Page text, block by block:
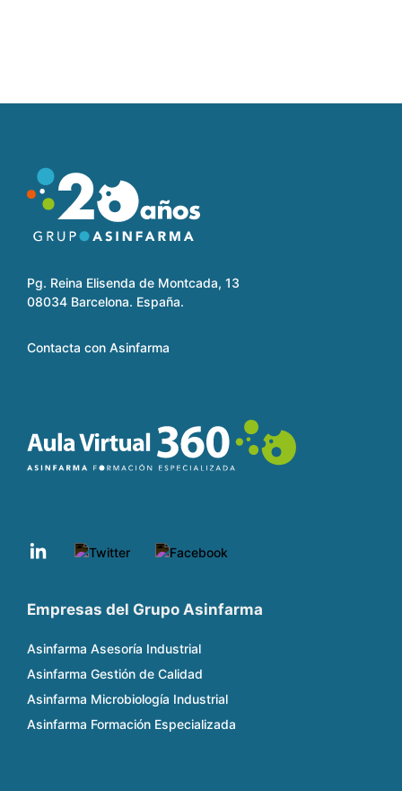
Pg. Reina Elisenda de Montcada, 13
08034 Barcelona. España.
Contacta con Asinfarma
Empresas del Grupo Asinfarma
Asinfarma Asesoría Industrial
Asinfarma Gestión de Calidad
Asinfarma Microbiología Industrial
Asinfarma Formación Especializada